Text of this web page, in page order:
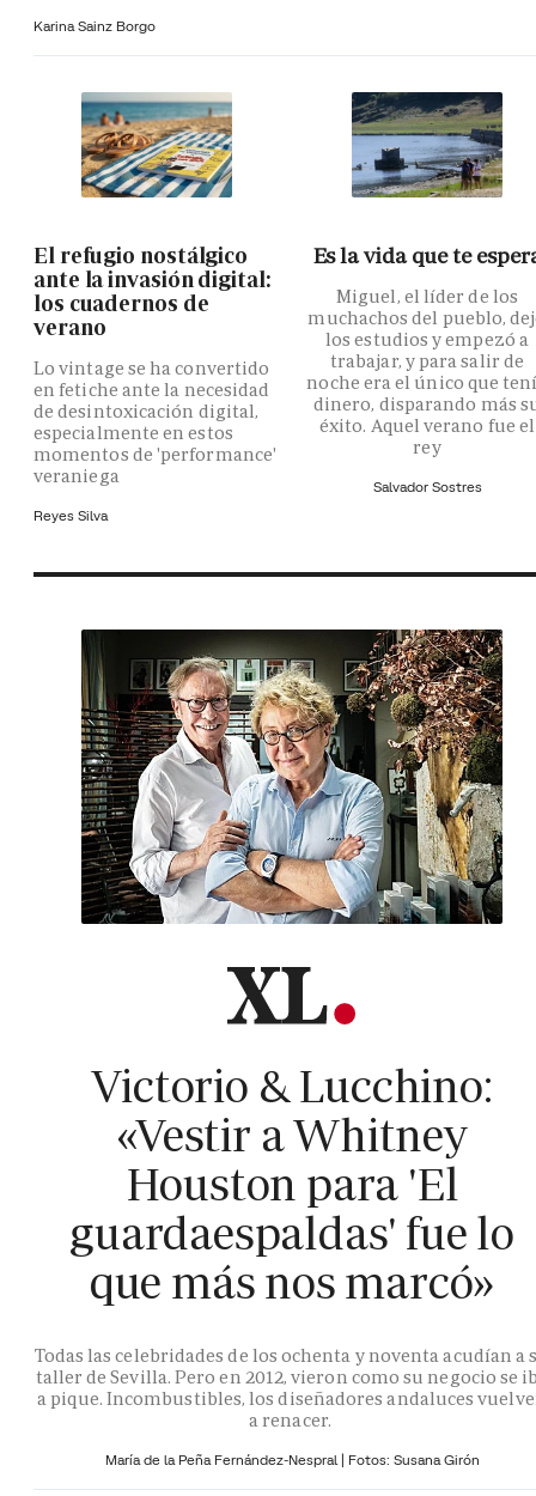
Karina Sainz Borgo
El refugio nostálgico
ante la invasión digital:
los cuadernos de
verano
Lo vintage se ha convertido
en fetiche ante la necesidad
de desintoxicación digital,
especialmente en estos
momentos de 'performance'
veraniega
Reyes Silva
Es la vida que te
Miguel, el líder de los
muchachos del pueblo,
los estudios y empezó a
trabajar, y para salir de
noche era el único que
dinero, disparando más
éxito. Aquel verano fue el
rey
Salvador Sostres
Victorio & Lucchino:
«Vestir a Whitney
Houston para 'El
guardaespaldas' fue lo
que más nos marcó»
Todas las celebridades de los ochenta y noventa acudían a
taller de Sevilla. Pero en 2012, vieron como su negocio se
a pique. Incombustibles, los diseñadores andaluces
a renacer.
María de la Peña Fernández-Nespral | Fotos: Susana Girón